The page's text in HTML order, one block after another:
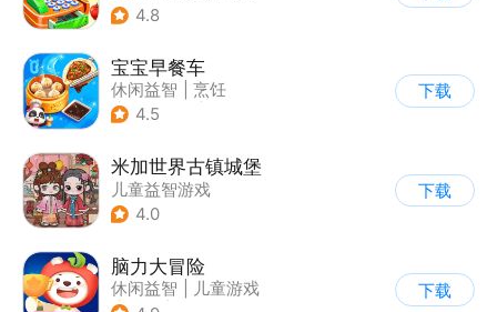
4.8
宝宝早餐车
休闲益智
烹饪
| 宝宝巴士
4.5
下载
米加世界古镇城堡
儿童益智游戏
4.0
下载
脑力大冒险
休闲益智
儿童游戏
下载